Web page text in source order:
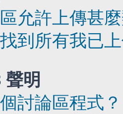
允許上傳甚
到所有我已
明
討論區程式？